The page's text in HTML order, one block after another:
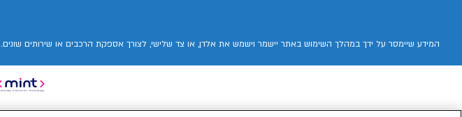
המידע שיימסר על ידך במהלך השימוש באתר יישמר וישמש את אלדן, או צד שלישי, לצורך אספקת הרכבים או שירותים שונים.